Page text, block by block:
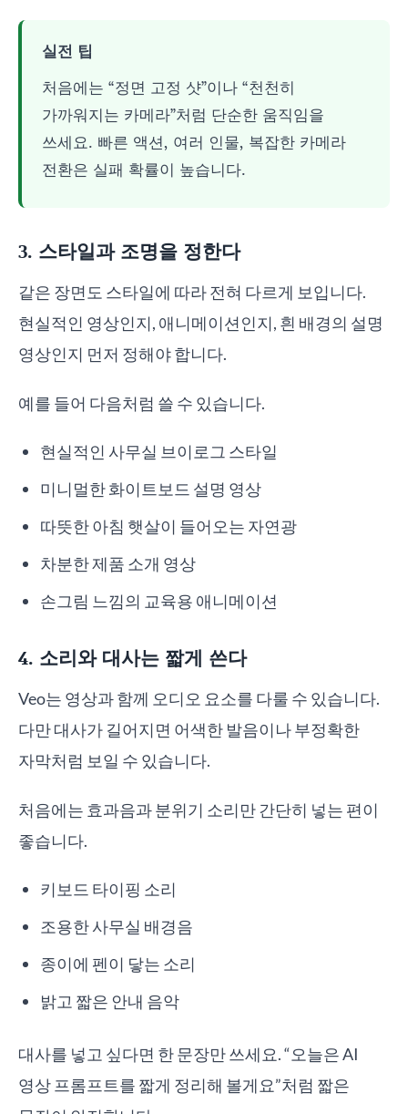
실전 팁
처음에는 “정면 고정 샷”이나 “천천히
가까워지는 카메라”처럼 단순한 움직임을
쓰세요. 빠른 액션, 여러 인물, 복잡한 카메라
전환은 실패 확률이 높습니다.
3. 스타일과 조명을 정한다
같은 장면도 스타일에 따라 전혀 다르게 보입니다.
현실적인 영상인지, 애니메이션인지, 흰 배경의 설명
영상인지 먼저 정해야 합니다.
예를 들어 다음처럼 쓸 수 있습니다.
현실적인 사무실 브이로그 스타일
미니멀한 화이트보드 설명 영상
따뜻한 아침 햇살이 들어오는 자연광
차분한 제품 소개 영상
손그림 느낌의 교육용 애니메이션
4. 소리와 대사는 짧게 쓴다
Veo는 영상과 함께 오디오 요소를 다룰 수 있습니다.
다만 대사가 길어지면 어색한 발음이나 부정확한
자막처럼 보일 수 있습니다.
처음에는 효과음과 분위기 소리만 간단히 넣는 편이
좋습니다.
키보드 타이핑 소리
조용한 사무실 배경음
종이에 펜이 닿는 소리
밝고 짧은 안내 음악
대사를 넣고 싶다면 한 문장만 쓰세요. “오늘은 AI
영상 프롬프트를 짧게 정리해 볼게요”처럼 짧은